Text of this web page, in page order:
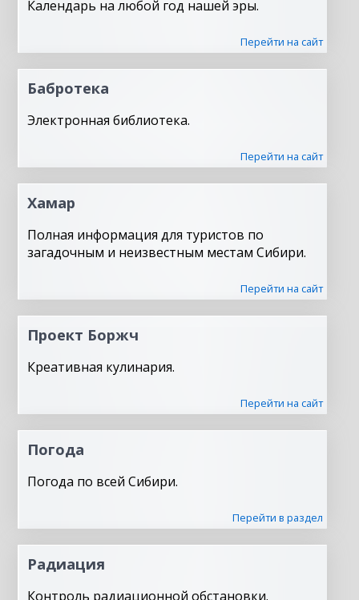
Календарь на любой год нашей эры.
Перейти на сайт
Бабротека
Электронная библиотека.
Перейти на сайт
Хамар
Полная информация для туристов по
загадочным и неизвестным местам Сибири.
Перейти на сайт
Проект Боржч
Креативная кулинария.
Перейти на сайт
Погода
Погода по всей Сибири.
Перейти в раздел
Радиация
Контроль радиационной обстановки.